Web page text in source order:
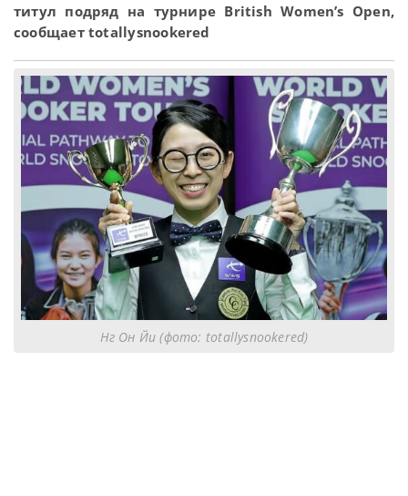
титул подряд на турнире British Women’s Open,
сообщает totallysnookered
Нг Он Йи (фото: totallysnookered)